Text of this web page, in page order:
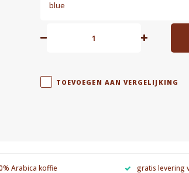
blue
TOEVOEGEN AAN VERGELIJKING
Arabica koffie gratis levering